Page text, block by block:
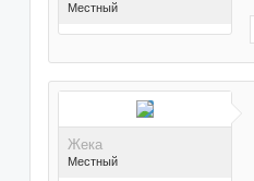
Местный
Поблагодарили 52 раз(а)
Жека
Местный